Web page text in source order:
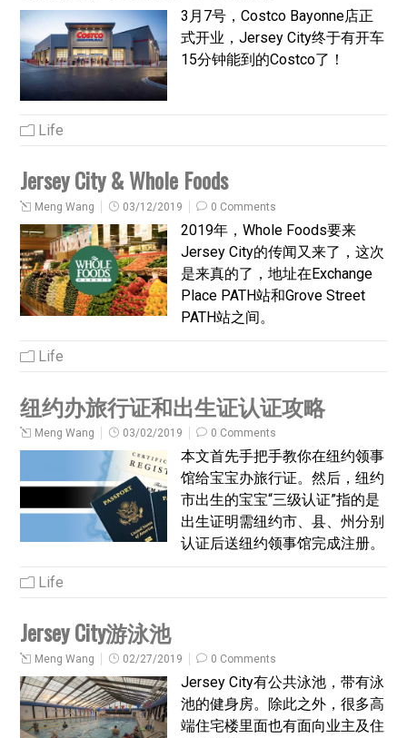
3月7号，Costco Bayonne店正
式开业，Jersey City终于有开车
15分钟能到的Costco了！
Life
Jersey City & Whole Foods
Meng Wang 03/12/2019 0 Comments
2019年，Whole Foods要来
Jersey City的传闻又来了，这次
是来真的了，地址在Exchange
Place PATH站和Grove Street
PATH站之间。
Life
纽约办旅行证和出生证认证攻略
Meng Wang 03/02/2019 0 Comments
本文首先手把手教你在纽约领事
馆给宝宝办旅行证。然后，纽约
市出生的宝宝“三级认证”指的是
出生证明需纽约市、县、州分别
认证后送纽约领事馆完成注册。
Life
Jersey City游泳池
Meng Wang 02/27/2019 0 Comments
Jersey City有公共泳池，带有泳
池的健身房。除此之外，很多高
端住宅楼里面也有面向业主及住